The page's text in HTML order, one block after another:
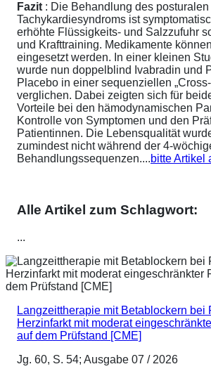
Fazit : Die Behandlung des
Tachykardiesyndroms ist
erhöhte Flüssigkeits- und Salzzufuhr
und Krafttraining. Medikamente
eingesetzt werden. In einer kleinen
wurde nun doppelblind Ivabradin und
Placebo in einer sequenziellen
verglichen. Dabei zeigten sich für
Vorteile bei den hämodynamischen
Kontrolle von Symptomen und den
Patientinnen. Die Lebensqualität
zumindest nicht während der 4-
Behandlungssequenzen....bitte Artikel
Alle Artikel zum Schlagwort:
...
Langzeittherapie mit Betablockern bei
Herzinfarkt mit moderat
auf dem Prüfstand [CME]
Jg. 60, S. 54; Ausgabe 07 / 2026